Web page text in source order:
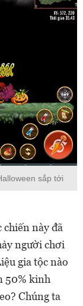
sắp tới
chiến này đã
người chơi
gia tộc nào
50% kinh
Chúng ta